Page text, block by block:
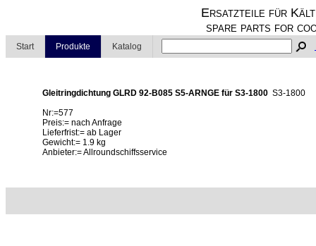
Ersatzteile für
spare parts for
Start Produkte Katalog
Gleitringdichtung GLRD 92-B085 S5-ARNGE für S3-1800S3-1800
Nr:=577
Preis:= nach Anfrage
Lieferfrist:= ab Lager
Gewicht:= 1.9 kg
Anbieter:= Allroundschiffsservice